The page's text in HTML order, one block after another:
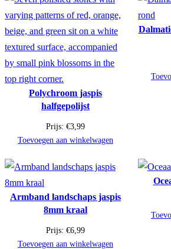
Polychroom jaspis
halfgepolijst
Prijs: €3,99
Toevoegen aan winkelwagen
Armband landschaps jaspis
8mm kraal
Prijs: €6,99
Toevoegen aan winkelwagen